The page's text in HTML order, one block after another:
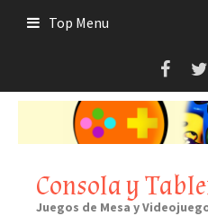
Top Menu
Consola y
Juegos de Mesa y